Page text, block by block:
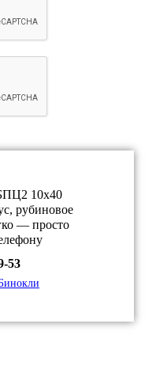
10x40
рубиновое
— просто
53